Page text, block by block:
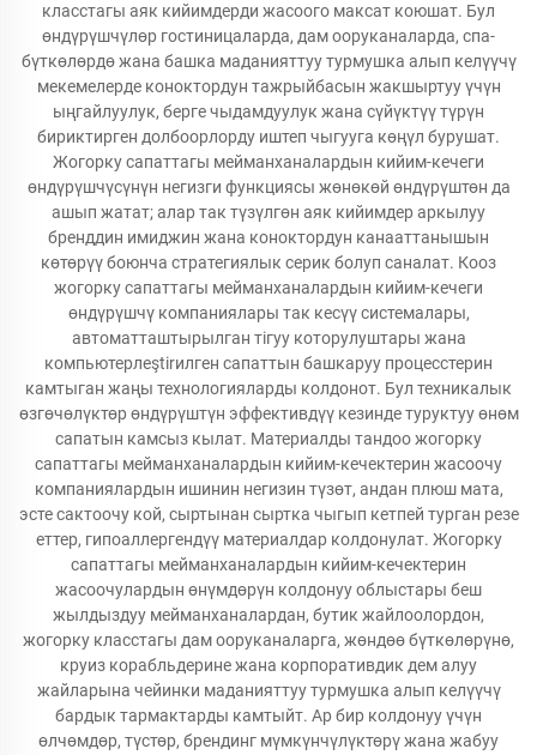
класстагы аяк кийимдерди жасоого максат коюшат. Бул
өндүрүшчүлөр гостиницаларда, дам ооруканаларда, спа-
бүткөлөрдө жана башка маданияттуу турмушка алып келүүчү
мекемелерде коноктордун тажрыйбасын жакшыртуу үчүн
ыңгайлуулук, берге чыдамдуулук жана сүйүктүү түрүн
бириктирген долбоорлорду иштеп чыгууга көңүл бурушат.
Жогорку сапаттагы мейманханалардын кийим-кечеги
өндүрүшчүсүнүн негизги функциясы жөнөкөй өндүрүштөн да
ашып жатат; алар так түзүлгөн аяк кийимдер аркылуу
бренддин имиджин жана коноктордун канааттанышын
көтөрүү боюнча стратегиялык серик болуп саналат. Кооз
жогорку сапаттагы мейманханалардын кийим-кечеги
өндүрүшчү компаниялары так кесүү системалары,
автоматташтырылган тігуу которулуштары жана
компьютерлеştirилген сапаттын башкаруу процесстерин
камтыган жаңы технологияларды колдонот. Бул техникалык
өзгөчөлүктөр өндүрүштүн эффективдүү кезинде туруктуу өнөм
сапатын камсыз кылат. Материалды тандоо жогорку
сапаттагы мейманханалардын кийим-кечектерин жасоочу
компаниялардын ишинин негизин түзөт, андан плюш мата,
эсте сактоочу кой, сыртынан сыртка чыгып кетпей турган резе
еттер, гипоаллергендүү материалдар колдонулат. Жогорку
сапаттагы мейманханалардын кийим-кечектерин
жасоочулардын өнүмдөрүн колдонуу облыстары беш
жылдыздуу мейманханалардан, бутик жайлоолордон,
жогорку класстагы дам ооруканаларга, жөндөө бүткөлөрүнө,
круиз корабльдерине жана корпоративдик дем алуу
жайларына чейинки маданияттуу турмушка алып келүүчү
бардык тармактарды камтыйт. Ар бир колдонуу үчүн
өлчөмдөр, түстөр, брендинг мүмкүнчүлүктөрү жана жабуу